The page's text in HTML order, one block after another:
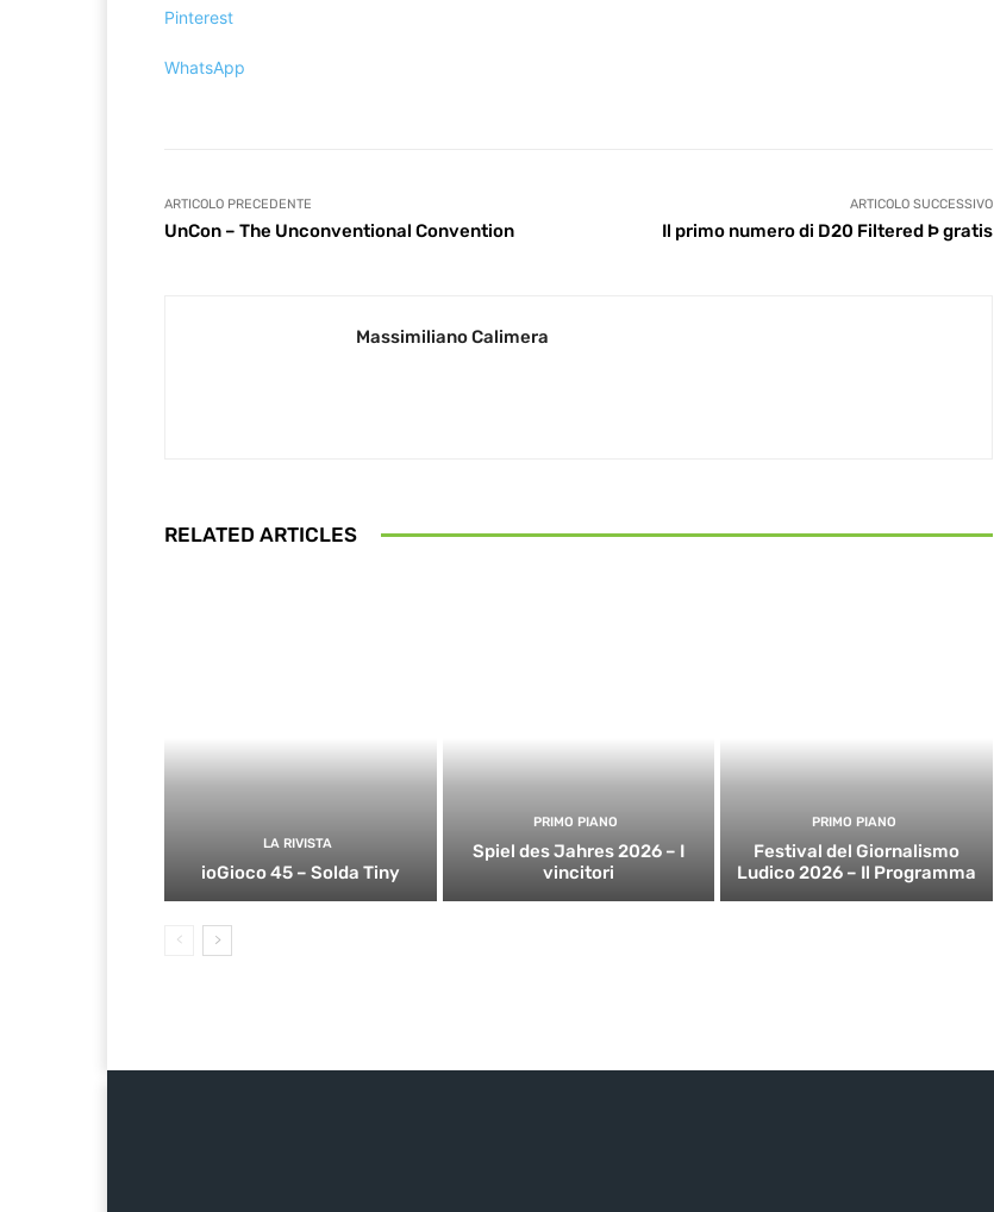
Pinterest
WhatsApp
ARTICOLO PRECEDENTE
UnCon – The Unconventional Convention
ARTICOLO SUCCESSIVO
Il primo numero di D20 Filtered Þ gratis
Massimiliano Calimera
RELATED ARTICLES
LA RIVISTA
ioGioco 45 – Solda Tiny
PRIMO PIANO
Spiel des Jahres 2026 – I
vincitori
PRIMO PIANO
Festival del Giornalismo
Ludico 2026 – Il Programma